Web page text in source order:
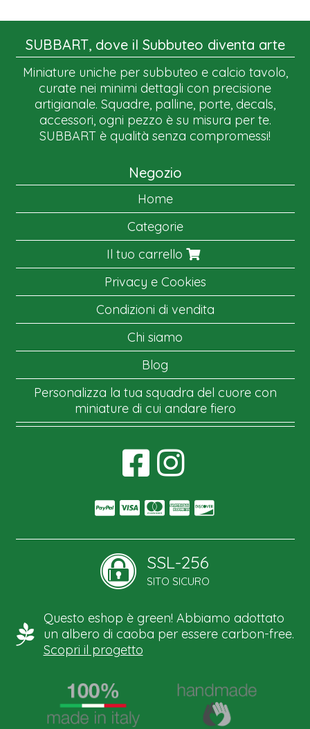
SUBBART, dove il Subbuteo diventa arte
Miniature uniche per subbuteo e calcio tavolo,
curate nei minimi dettagli con precisione
artigianale. Squadre, palline, porte, decals,
accessori, ogni pezzo è su misura per te.
SUBBART è qualità senza compromessi!
Negozio
Home
Categorie
Il tuo carrello
Privacy e Cookies
Condizioni di vendita
Chi siamo
Blog
Personalizza la tua squadra del cuore con
miniature di cui andare fiero
SSL-256
SITO SICURO
Questo eshop è green! Abbiamo adottato
un albero di caoba per essere carbon-free.
Scopri il progetto